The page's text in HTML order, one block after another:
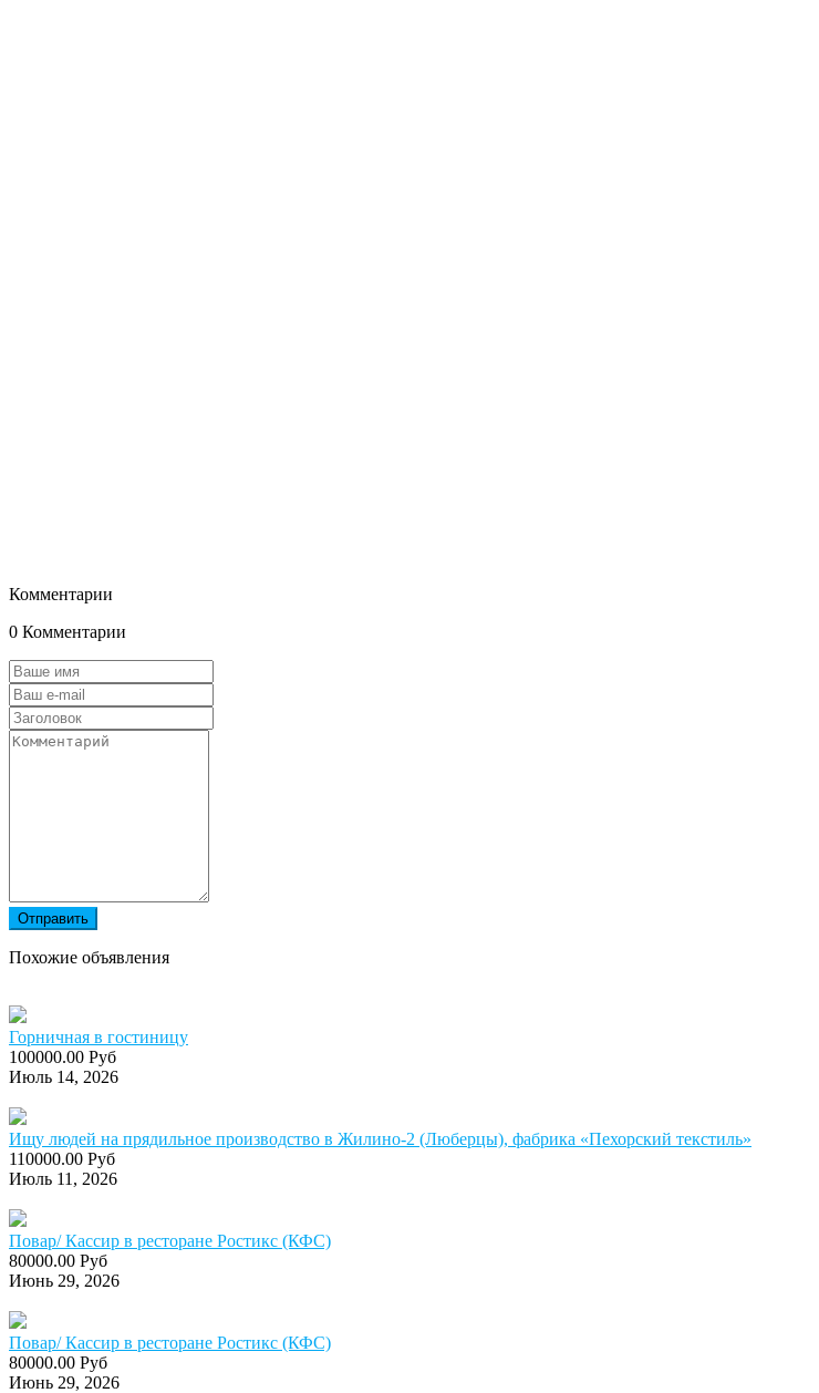
Комментарии
0 Комментарии
Отправить
Похожие объявления
Горничная в гостиницу
100000.00 Руб
Июль 14, 2026
Ищу людей на прядильное производство в Жилино-2 (Люберцы), фабрика «Пехорский текстиль»
110000.00 Руб
Июль 11, 2026
Повар/ Кассир в ресторане Ростикс (КФС)
80000.00 Руб
Июнь 29, 2026
Повар/ Кассир в ресторане Ростикс (КФС)
80000.00 Руб
Июнь 29, 2026